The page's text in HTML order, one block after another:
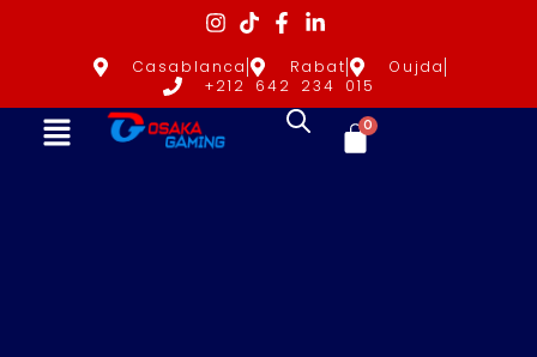
Casablanca Rabat
Oujda
+212 642 234 015
0